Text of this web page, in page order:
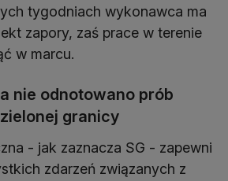
tygodniach wykonawca ma
zapory, zaś prace w terenie
w marcu.
nie odnotowano prób
granicy
- jak zaznacza SG - zapewni
zdarzeń związanych z